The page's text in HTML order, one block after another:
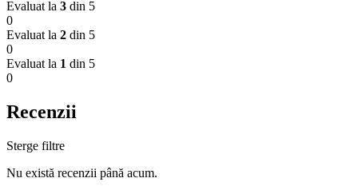
Evaluat la 3 din 5
0
Evaluat la 2 din 5
0
Evaluat la 1 din 5
0
Recenzii
Sterge filtre
Nu există recenzii până acum.